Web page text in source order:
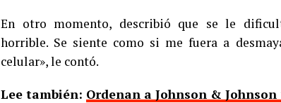
En otro momento, describió que se le
horrible. Se siente como si me fuera a
celular», le contó.
Lee también: Ordenan a Johnson &